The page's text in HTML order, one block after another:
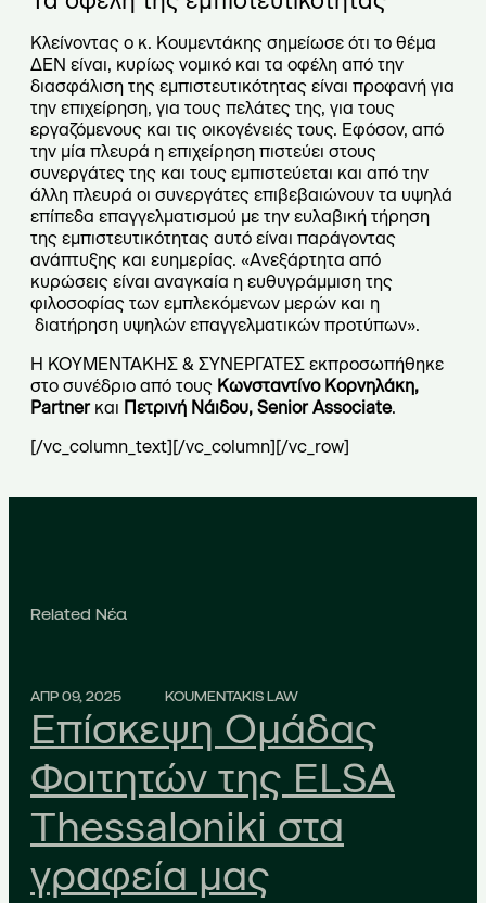
Κλείνοντας ο κ. Κουμεντάκης σημείωσε ότι το θέμα
ΔΕΝ είναι, κυρίως νομικό και τα οφέλη από την
διασφάλιση της εμπιστευτικότητας είναι προφανή για
την επιχείρηση, για τους πελάτες της, για τους
εργαζόμενους και τις οικογένειές τους. Εφόσον, από
την μία πλευρά η επιχείρηση πιστεύει στους
συνεργάτες της και τους εμπιστεύεται και από την
άλλη πλευρά οι συνεργάτες επιβεβαιώνουν τα υψηλά
επίπεδα επαγγελματισμού με την ευλαβική τήρηση
της εμπιστευτικότητας αυτό είναι παράγοντας
ανάπτυξης και ευημερίας. «Ανεξάρτητα από
κυρώσεις είναι αναγκαία η ευθυγράμμιση της
φιλοσοφίας των εμπλεκόμενων μερών και η
διατήρηση υψηλών επαγγελματικών προτύπων».
Η ΚΟΥΜΕΝΤΑΚΗΣ & ΣΥΝΕΡΓΑΤΕΣ εκπροσωπήθηκε
στο συνέδριο από τους Κωνσταντίνο Κορνηλάκη,
Partnerκαι Πετρινή Νάιδου, Senior Associate.
[/vc_column_text][/vc_column][/vc_row]
Related Νέα
ΑΠΡ 09, 2025 KOUMENTAKIS LAW
Επίσκεψη Ομάδας
Φοιτητών της ELSA
Thessaloniki στα
γραφεία μας